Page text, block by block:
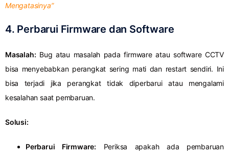
Mengatasinya”
4. Perbarui Firmware dan Software
Masalah: Bug atau masalah pada firmware atau software CCTV
bisa menyebabkan perangkat sering mati dan restart sendiri. Ini
bisa terjadi jika perangkat tidak diperbarui atau mengalami
kesalahan saat pembaruan.
Solusi:
Perbarui Firmware: Periksa apakah ada pembaruan